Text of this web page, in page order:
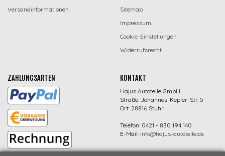
Versandinformationen
Sitemap
Impressum
Cookie-Einstellungen
Widerrufsrecht
ZAHLUNGSARTEN KONTAKT
Hajus Autoteile GmbH
Straße: Johannes-Kepler-Str. 5
Ort: 28816 Stuhr
Telefon: 0421 - 830 194 140
E-Mail: info@hajus-autoteile.de